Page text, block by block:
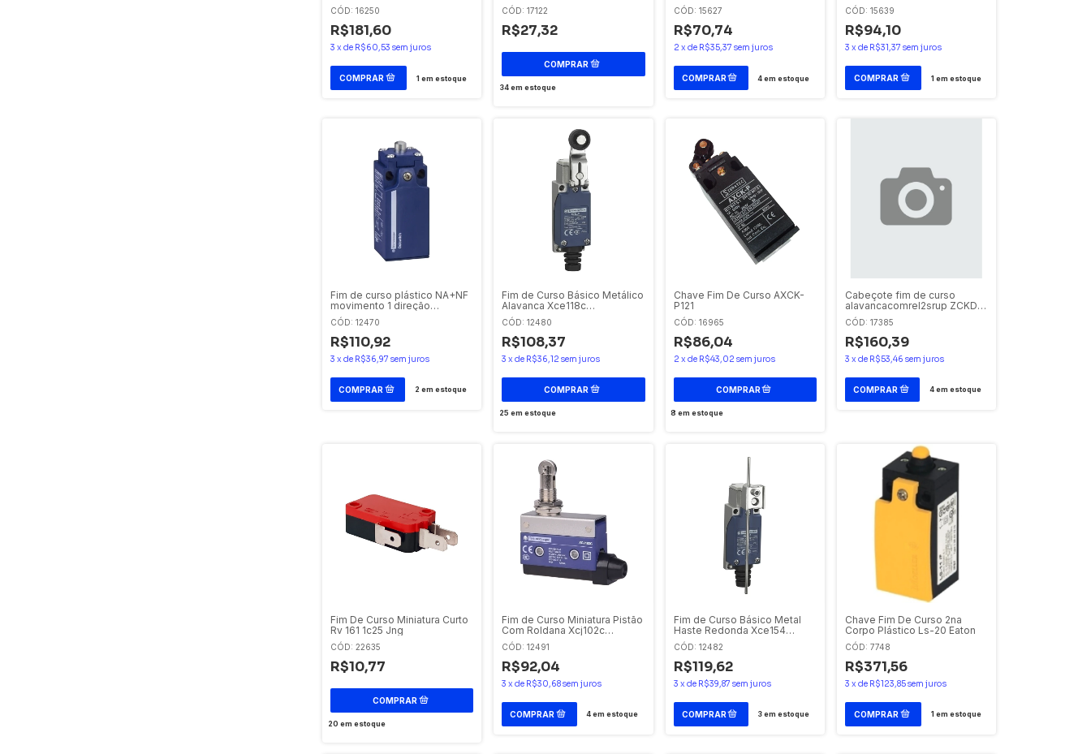
ZCP39 Telemecanique
CÓD: 16250
R$181,60
3 x de R$60,53 sem juros
1 em estoque
CÓD: 17122
R$27,32
34em estoque
Telemecanique
CÓD: 15627
R$70,74
2 x de R$35,37 sem juros
4em estoque
roldana ZCKD21
Telemecanique
CÓD: 15639
R$94,10
3 x de R$31,37 sem juros
1 em estoque
Fim de curso plástico NA+NF
movimento 1 direção
XCKN2110G11 Telemecanique
CÓD: 12470
R$110,92
3 x de R$36,97 sem juros
2 em estoque
Fim de Curso Básico Metálico
Alavanca Xce118c
Telemecanique
CÓD: 12480
R$108,37
3 xde R$36,12 sem juros
25 em estoque
Chave Fim De Curso AXCK-
P121
CÓD: 16965
R$86,04
2 x de R$43,02 sem juros
8 em estoque
Cabeçote fim de curso
alavancacomrel2srup ZCKD15
Telemecanique
CÓD: 17385
R$160,39
3 x de R$53,46 sem juros
4em estoque
Fim De Curso Miniatura Curto
Rv 161 1c25 Jng
CÓD: 22635
R$10,77
20 em estoque
Fim de Curso Miniatura Pistão
Com Roldana Xcj102c
Telemecanique
CÓD: 12491
R$92,04
3 xde R$30,68sem juros
4em estoque
Fim de Curso Básico Metal
Haste Redonda Xce154
Telemecanique
CÓD: 12482
R$119,62
3 x de R$39,87 sem juros
3em estoque
Chave Fim De Curso 2na
Corpo Plástico Ls-20 Eaton
CÓD: 7748
R$371,56
3 x de R$123,85sem juros
1 em estoque